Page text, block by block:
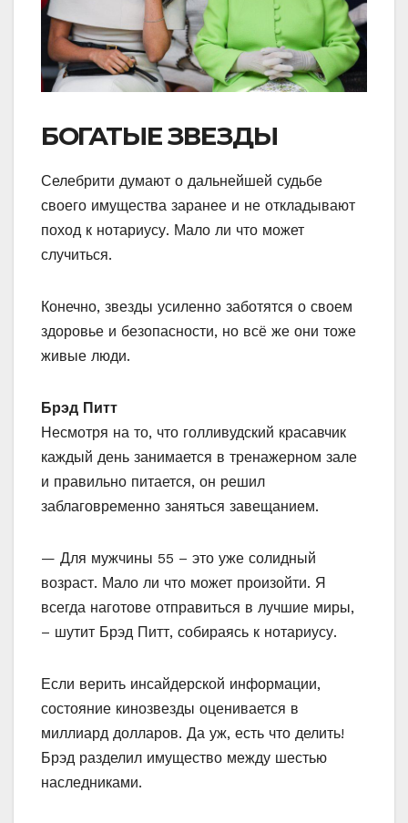
БОГАТЫЕ ЗВЕЗДЫ
Селебрити думают о дальнейшей судьбе
своего имущества заранее и не откладывают
поход к нотариусу. Мало ли что может
случиться.
Конечно, звезды усиленно заботятся о своем
здоровье и безопасности, но всё же они тоже
живые люди.
Брэд Питт
Несмотря на то, что голливудский красавчик
каждый день занимается в тренажерном зале
и правильно питается, он решил
заблаговременно заняться завещанием.
— Для мужчины 55 – это уже солидный
возраст. Мало ли что может произойти. Я
всегда наготове отправиться в лучшие миры,
– шутит Брэд Питт, собираясь к нотариусу.
Если верить инсайдерской информации,
состояние кинозвезды оценивается в
миллиард долларов. Да уж, есть что делить!
Брэд разделил имущество между шестью
наследниками.